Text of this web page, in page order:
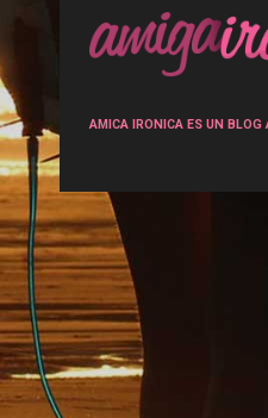
AMICA IRONICA ES UN